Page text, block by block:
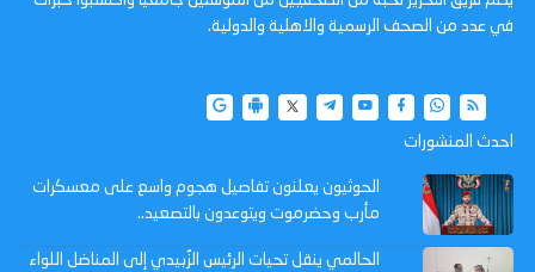
في عدد من الصحف الرسمية والاهلية والدولية.
احدث المنشورات
الحوثيون يعلنون تفاصيل هجوم واسع على معسكرات
مأرب وحضرموت ويتوعدون بالتصعيد..
الحالمي ينقل تحيات الرئيس الزُبيدي إلى المناضل اللواء